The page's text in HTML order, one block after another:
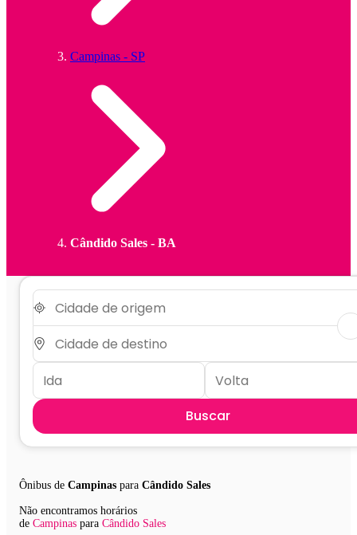
Campinas - SP
Cândido Sales - BA
Buscar
Ônibus de Campinas para Cândido Sales
Não encontramos horários
de Campinas para Cândido Sales